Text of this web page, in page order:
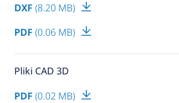
DXF (8.20 MB)
PDF (0.06 MB)
Pliki CAD 3D
PDF (0.02 MB)